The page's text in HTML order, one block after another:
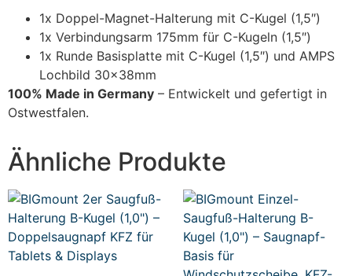
1x Doppel-Magnet-Halterung mit C-Kugel (1,5″)
1x Verbindungsarm 175mm für C-Kugeln (1,5″)
1x Runde Basisplatte mit C-Kugel (1,5″) und AMPS
Lochbild 30x38mm
100% Made in Germany – Entwickelt und gefertigt in
Ostwestfalen.
Ähnliche Produkte